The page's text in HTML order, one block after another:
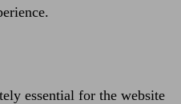
essential for the website